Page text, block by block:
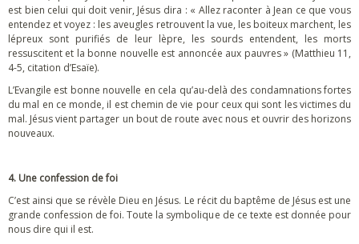
est bien celui qui doit venir, Jésus dira : « Allez raconter à Jean ce que vous
entendez et voyez : les aveugles retrouvent la vue, les boiteux marchent, les
lépreux sont purifiés de leur lèpre, les sourds entendent, les morts
ressuscitent et la bonne nouvelle est annoncée aux pauvres » (Matthieu 11,
4-5, citation d’Esaïe).
L’Evangile est bonne nouvelle en cela qu’au-delà des condamnations fortes
du mal en ce monde, il est chemin de vie pour ceux qui sont les victimes du
mal. Jésus vient partager un bout de route avec nous et ouvrir des horizons
nouveaux.
4. Une confession de foi
C’est ainsi que se révèle Dieu en Jésus. Le récit du baptême de Jésus est une
grande confession de foi. Toute la symbolique de ce texte est donnée pour
nous dire qui il est.